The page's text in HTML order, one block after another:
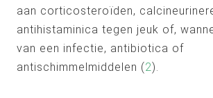
aan corticosteroïden,
antihistaminica tegen jeuk of,
van een infectie, antibiotica of
antischimmelmiddelen (2).